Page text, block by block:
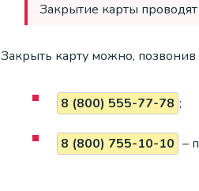
Закрытие карты
Закрыть карту можно, позвонив
8 (800) 555-77-78 ;
8 (800) 755-10-10 –